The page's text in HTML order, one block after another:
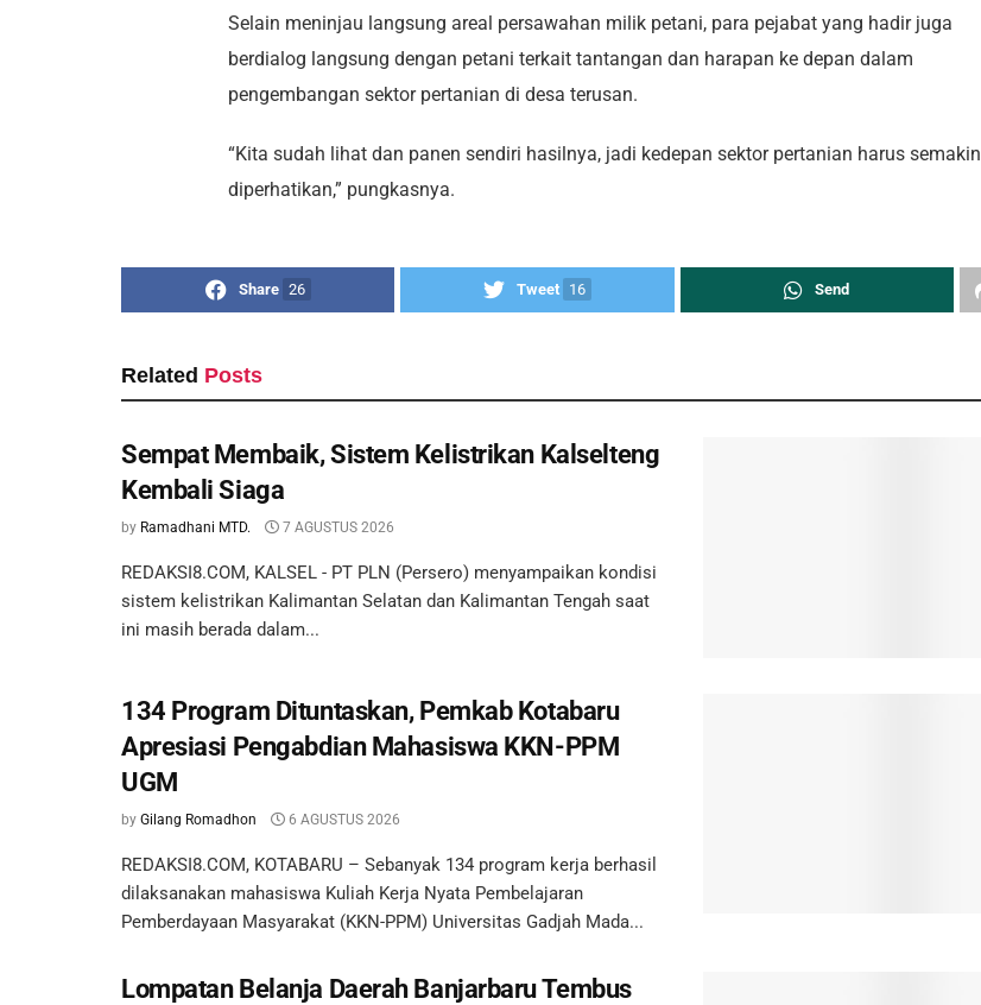
Selain meninjau langsung areal persawahan milik petani, para pejabat yang hadir juga
berdialog langsung dengan petani terkait tantangan dan harapan ke depan dalam
pengembangan sektor pertanian di desa terusan.
“Kita sudah lihat dan panen sendiri hasilnya, jadi kedepan sektor pertanian harus semakin
diperhatikan,” pungkasnya.
Share 26 Tweet 16 Send
Related Posts
Sempat Membaik, Sistem Kelistrikan Kalselteng
Kembali Siaga
by Ramadhani MTD. 7 AGUSTUS 2026
REDAKSI8.COM, KALSEL - PT PLN (Persero) menyampaikan kondisi
sistem kelistrikan Kalimantan Selatan dan Kalimantan Tengah saat
ini masih berada dalam...
134 Program Dituntaskan, Pemkab Kotabaru
Apresiasi Pengabdian Mahasiswa KKN-PPM
UGM
by Gilang Romadhon 6 AGUSTUS 2026
REDAKSI8.COM, KOTABARU – Sebanyak 134 program kerja berhasil
dilaksanakan mahasiswa Kuliah Kerja Nyata Pembelajaran
Pemberdayaan Masyarakat (KKN-PPM) Universitas Gadjah Mada...
Lompatan Belanja Daerah Banjarbaru Tembus